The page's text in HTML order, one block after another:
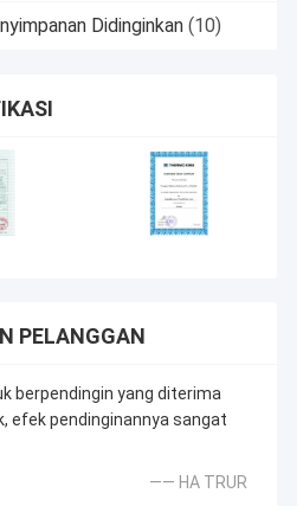
Didinginkan (10)
PELANGGAN
berpendingin yang diterima
efek pendinginannya sangat
—— HA TRUR